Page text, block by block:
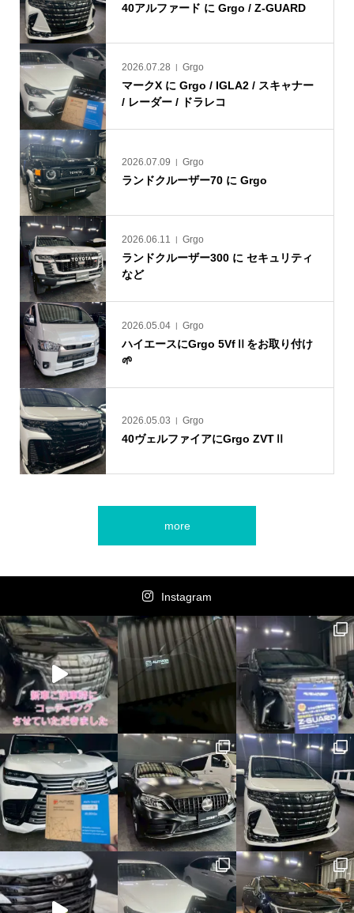
40アルファード に Grgo / Z-GUARD
2026.07.28 Grgo
マークX に Grgo / IGLA2 / スキャナー
/ レーダー / ドラレコ
2026.07.09 Grgo
ランドクルーザー70 に Grgo
2026.06.11 Grgo
ランドクルーザー300 に セキュリティ
など
2026.05.04 Grgo
ハイエースにGrgo 5VfⅡをお取り付け
🌱
2026.05.03 Grgo
40ヴェルファイアにGrgo ZVTⅡ
more
Instagram